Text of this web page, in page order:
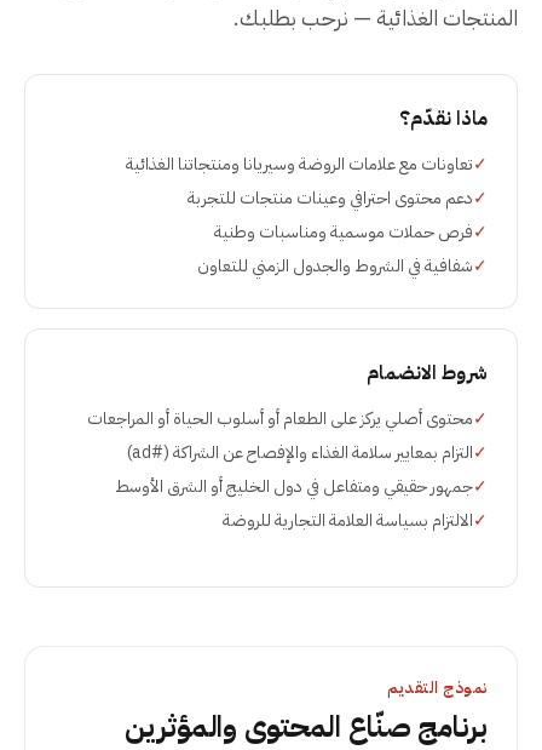
المنتجات الغذائية — نرحب بطلبك.
ماذا نقدّم؟
✓تعاونات مع علامات الروضة وسيريانا ومنتجاتنا الغذائية
✓دعم محتوى احترافي وعينات منتجات للتجربة
✓فرص حملات موسمية ومناسبات وطنية
✓شفافية في الشروط والجدول الزمني للتعاون
شروط الانضمام
✓محتوى أصلي يركز على الطعام أو أسلوب الحياة أو المراجعات
✓التزام بمعايير سلامة الغذاء والإفصاح عن الشراكة (#ad)
✓جمهور حقيقي ومتفاعل في دول الخليج أو الشرق الأوسط
✓الالتزام بسياسة العلامة التجارية للروضة
نموذج التقديم
برنامج صنّاع المحتوى والمؤثرين